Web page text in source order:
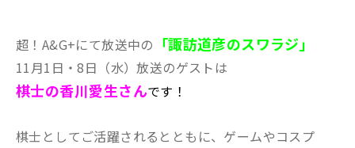
超！A&G+にて放送中の 「諏訪道彦のスワラジ」
11月1日・8日（水）放送のゲストは
棋士の香川愛生さんです！
棋士としてご活躍されるとともに、ゲームやコスプ